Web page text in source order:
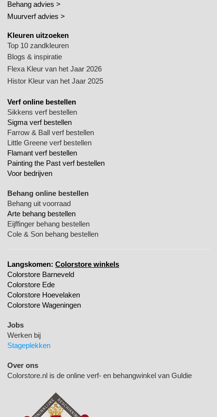
Behang advies >
Muurverf advies >
Kleuren uitzoeken
Top 10 zandkleuren
Blogs & inspiratie
Flexa Kleur van het Jaar 2026
Histor Kleur van het Jaar 2025
Verf online bestellen
Sikkens verf bestellen
Sigma verf bestellen
Farrow & Ball verf bestellen
Little Greene verf bestellen
Flamant verf bestellen
Painting the Past verf bestellen
Voor bedrijven
Behang online bestellen
Behang uit voorraad
Arte behang bestellen
Eijffinger behang bestellen
Cole & Son behang bestellen
Langskomen: Colorstore winkels
Colorstore Barneveld
Colorstore Ede
Colorstore Hoevelaken
Colorstore Wageningen
Jobs
Werken bij
Stageplekken
Over ons
Colorstore.nl is de online verf- en behangwinkel van Guldie